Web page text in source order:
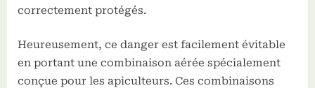
correctement protégés.
Heureusement, ce danger est facilement évitable
en portant une combinaison aérée spécialement
conçue pour les apiculteurs. Ces combinaisons